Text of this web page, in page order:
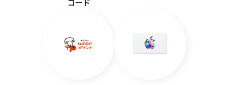
コード